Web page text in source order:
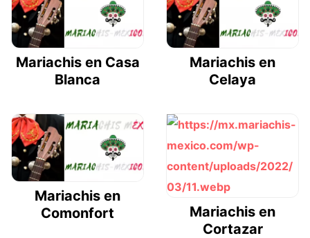
Mariachis en Casa
Blanca
Mariachis en
Celaya
Mariachis en
Comonfort
Mariachis en
Cortazar